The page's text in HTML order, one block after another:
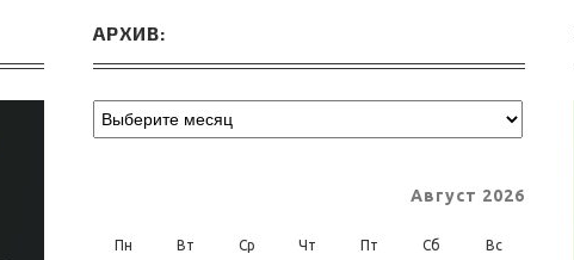
АРХИВ:
Август 2026
Пн Вт Ср Чт Пт Сб Вс